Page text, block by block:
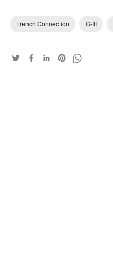
French Connection G-III